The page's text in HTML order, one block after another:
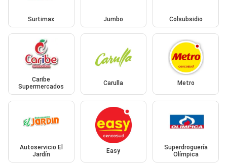
Surtimax Jumbo Colsubsidio
Caribe
Supermercados
Carulla Metro
Autoservicio El
Jardín
Easy
Superdroguería
Olímpica